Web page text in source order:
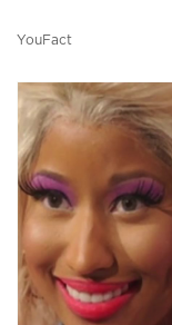
YouFact